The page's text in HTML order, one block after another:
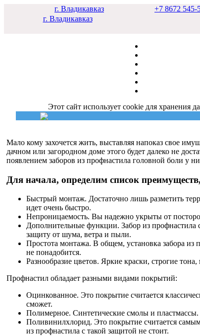
г. Владикавказ +7 8672 545-
г. Владикавказ
Этот сайт использует cookie для хранения
Мало кому захочется жить, выставляя напоказ свое
дачном или загородном доме этого будет далеко не
появлением заборов из профнастила головной боли у
Для начала, определим список
Быстрый монтаж. Достаточно лишь разметить
идет очень быстро.
Непроницаемость. Вы надежно укрыты от
Дополнительные функции. Забор из профнастила
защиту от шума, ветра и пыли.
Простота монтажа. В общем, установка забора из
не понадобится.
Разнообразие цветов. Яркие краски, строгие
Профнастил обладает разными видами покрытий:
Оцинкованное. Это покрытие считается
сможет.
Полимерное. Синтетические смолы и
Поливинилхлорид. Это покрытие считается
из профнастила с такой защитой не стоит.